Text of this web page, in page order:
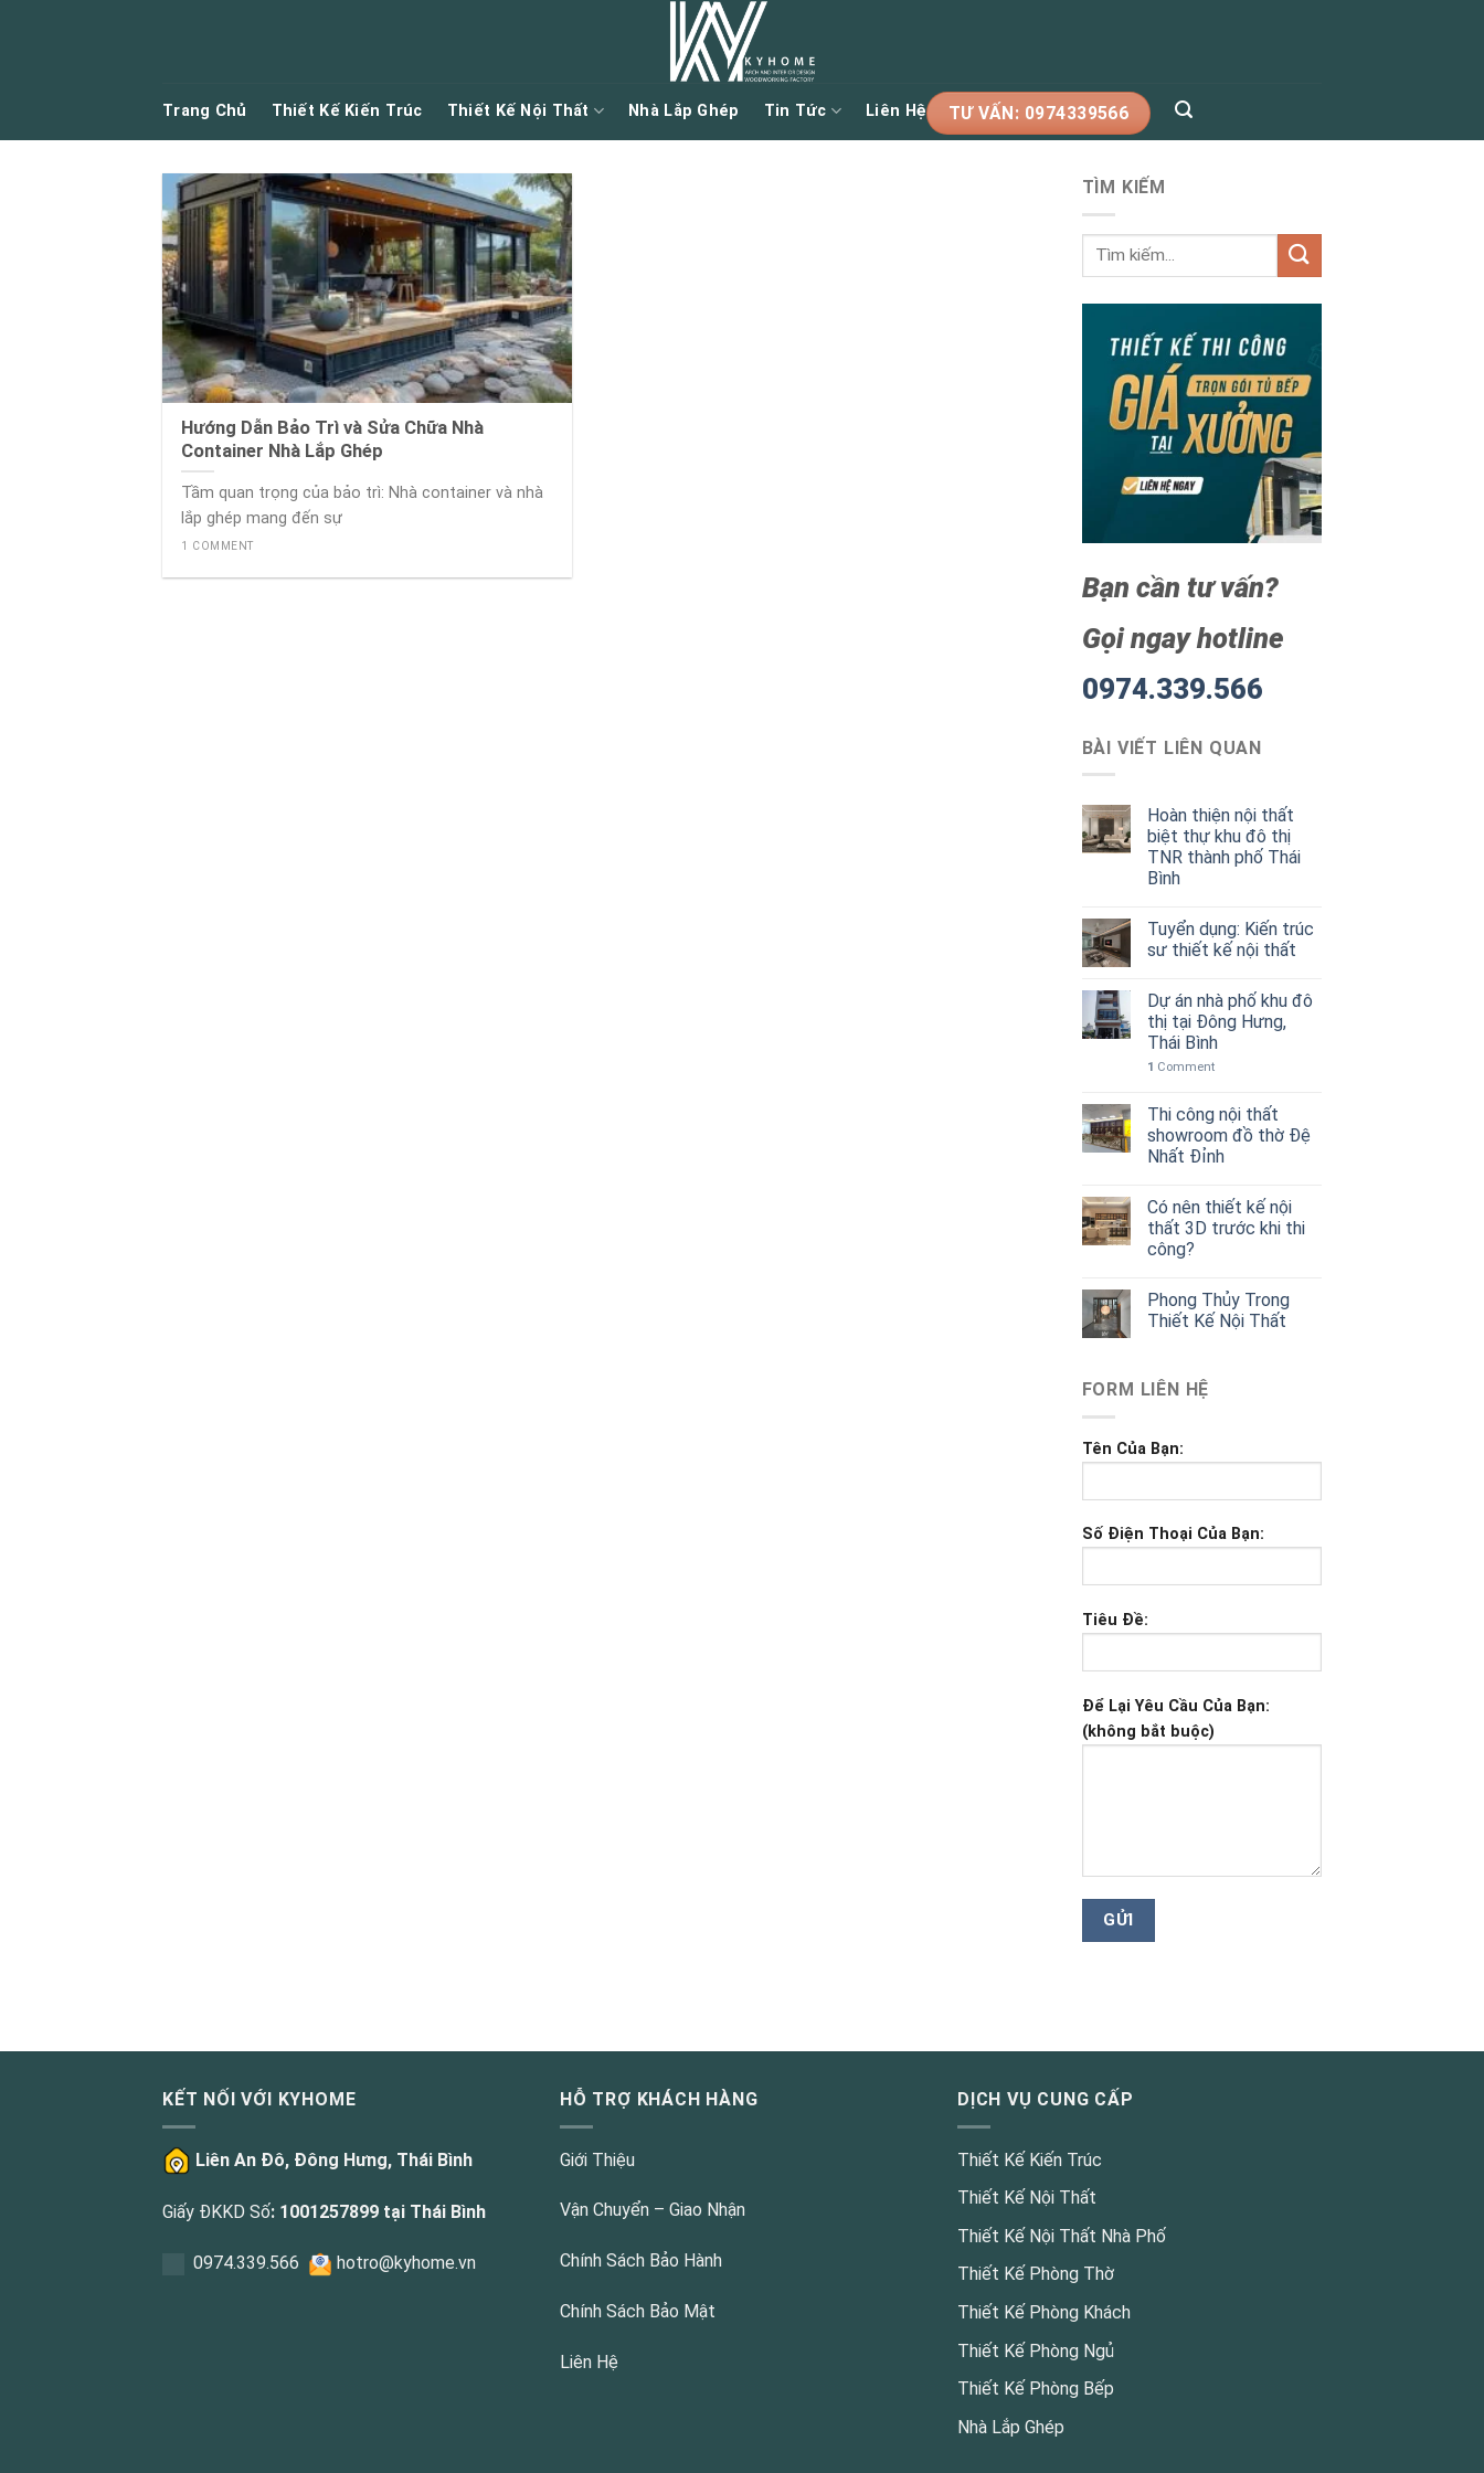
Trang Chủ Thiết Kế Kiến Trúc Thiết Kế Nội Thất Nhà Lắp Ghép Tin Tức Liên Hệ TƯ VẤN: 0974339566
Hướng Dẫn Bảo Trì và Sửa Chữa Nhà
Container Nhà Lắp Ghép
Tầm quan trọng của bảo trì: Nhà container và nhà
lắp ghép mang đến sự
1 COMMENT
TÌM KIẾM
Bạn cần tư vấn?
Gọi ngay hotline
0974.339.566
BÀI VIẾT LIÊN QUAN
Hoàn thiện nội thất
biệt thự khu đô thị
TNR thành phố Thái
Bình
Tuyển dụng: Kiến trúc
sư thiết kế nội thất
Dự án nhà phố khu đô
thị tại Đông Hưng,
Thái Bình
1 Comment
Thi công nội thất
showroom đồ thờ Đệ
Nhất Đỉnh
Có nên thiết kế nội
thất 3D trước khi thi
công?
Phong Thủy Trong
Thiết Kế Nội Thất
FORM LIÊN HỆ
Tên Của Bạn:
Số Điện Thoại Của Bạn:
Tiêu Đề:
Để Lại Yêu Cầu Của Bạn:
(không bắt buộc)
KẾT NỐI VỚI KYHOME
Liên An Đô, Đông Hưng, Thái Bình
Giấy ĐKKD Số: 1001257899 tại Thái Bình
0974.339.566 hotro@kyhome.vn
HỖ TRỢ KHÁCH HÀNG
Giới Thiệu
Vận Chuyển – Giao Nhận
Chính Sách Bảo Hành
Chính Sách Bảo Mật
Liên Hệ
DỊCH VỤ CUNG CẤP
Thiết Kế Kiến Trúc
Thiết Kế Nội Thất
Thiết Kế Nội Thất Nhà Phố
Thiết Kế Phòng Thờ
Thiết Kế Phòng Khách
Thiết Kế Phòng Ngủ
Thiết Kế Phòng Bếp
Nhà Lắp Ghép